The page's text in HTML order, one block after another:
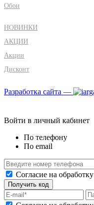
Обои
НОВИНКИ
АКЦИИ
Акции
Дисконт
Разработка сайта —
Войти в личный кабинет
По телефону
По email
Согласие на обработку